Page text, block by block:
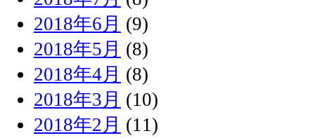
2018年6月 (9)
2018年5月 (8)
2018年4月 (8)
2018年3月 (10)
2018年2月 (11)